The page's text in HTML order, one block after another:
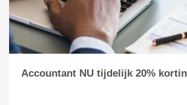
Accountant NU tijdelijk 20%